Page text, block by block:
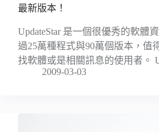
最新版本！
UpdateStar 是一個很優秀的軟體
過25萬種程式與90萬個版本，值
找軟體或是相關訊息的使用者。
2009-03-03